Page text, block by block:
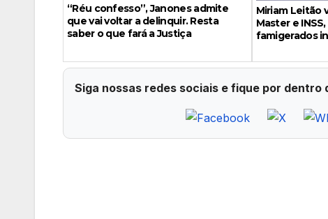
“Réu confesso”, Janones admite
que vai voltar a delinquir. Resta
saber o que fará a Justiça
Miriam Leitão
Master e
famigerados
Siga nossas redes sociais e fique por